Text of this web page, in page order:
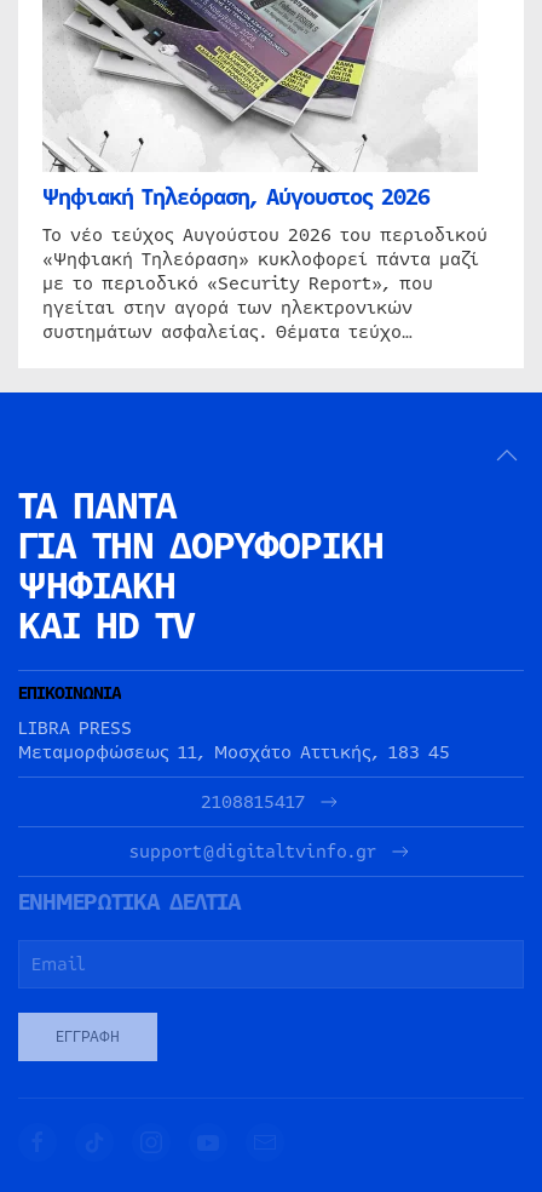
Ψηφιακή Τηλεόραση, Αύγουστος 2026
Το νέο τεύχος Αυγούστου 2026 του περιοδικού
«Ψηφιακή Τηλεόραση» κυκλοφορεί πάντα μαζί
με το περιοδικό «Security Report», που
ηγείται στην αγορά των ηλεκτρονικών
συστημάτων ασφαλείας. Θέματα τεύχο…
ΤΑ ΠΑΝΤΑ
ΓΙΑ ΤΗΝ ΔΟΡΥΦΟΡΙΚΗ
ΨΗΦΙΑΚΗ
ΚΑΙ HD TV
ΕΠΙΚΟΙΝΩΝΙΑ
LIBRA PRESS
Μεταμορφώσεως 11, Μοσχάτο Αττικής, 183 45
2108815417
support@digitaltvinfo.gr
ΕΝΗΜΕΡΩΤΙΚΑ ΔΕΛΤΙΑ
ΕΓΓΡΑΦΉ